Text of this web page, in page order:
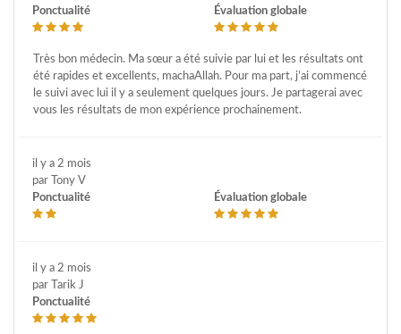
Ponctualité
Évaluation globale
Très bon médecin. Ma sœur a été suivie par lui et les résultats ont
été rapides et excellents, machaAllah. Pour ma part, j’ai commencé
le suivi avec lui il y a seulement quelques jours. Je partagerai avec
vous les résultats de mon expérience prochainement.
il y a 2 mois
par Tony V
Ponctualité
Évaluation globale
il y a 2 mois
par Tarik J
Ponctualité